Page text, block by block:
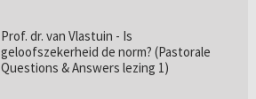
Prof. dr. van Vlastuin - Is
geloofszekerheid de norm? (Pastorale
Questions & Answers lezing 1)